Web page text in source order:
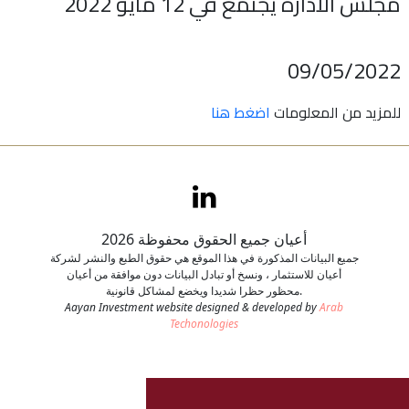
09/05/2022
للمزيد من المعلومات اضغط هنا
أعيان جميع الحقوق محفوظة 2026
جميع البيانات المذكورة في هذا الموقع هي حقوق الطبع والنشر لشركة
أعيان للاستثمار ، ونسخ أو تبادل البيانات دون موافقة من أعيان
محظور حظرا شديدا ويخضع لمشاكل قانونية.
Aayan Investment website designed & developed byArab
Techonologies
طلب وظيفة